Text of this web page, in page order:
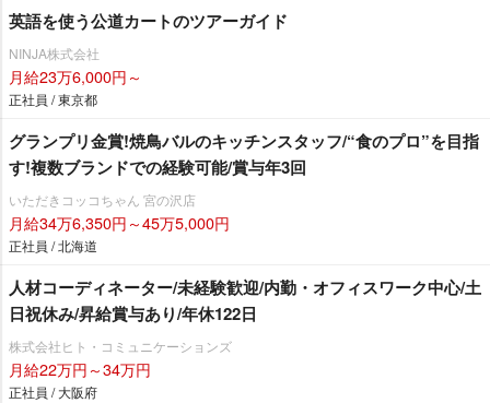
英語を使う公道カートのツアーガイド
NINJA株式会社
月給23万6,000円～
正社員 / 東京都
グランプリ金賞!焼鳥バルのキッチンスタッフ/“食のプロ”を目指
す!複数ブランドでの経験可能/賞与年3回
いただきコッコちゃん 宮の沢店
月給34万6,350円～45万5,000円
正社員 / 北海道
人材コーディネーター/未経験歓迎/内勤・オフィスワーク中心/土
日祝休み/昇給賞与あり/年休122日
株式会社ヒト・コミュニケーションズ
月給22万円～34万円
正社員 / 大阪府